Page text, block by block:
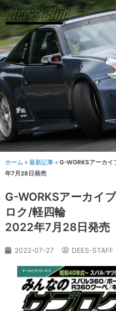
内
容
を
ス
キ
ッ
プ
ホーム » 最新記事 » G-WORKSアーカ
年7月28日発売
G-WORKSアーカイ
ロク/軽四輪
2022年7月28日発売
2022-07-27 DEES-STAFF